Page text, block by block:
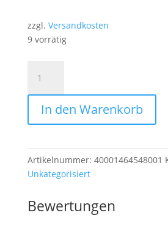
zzgl. Versandkosten
9 vorrätig
HSS-
G
mm
1
Stk.
Menge
In den Warenkorb
Artikelnummer: 40001464548001
Unkategorisiert
Bewertungen